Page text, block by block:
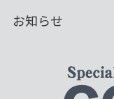
お知らせ